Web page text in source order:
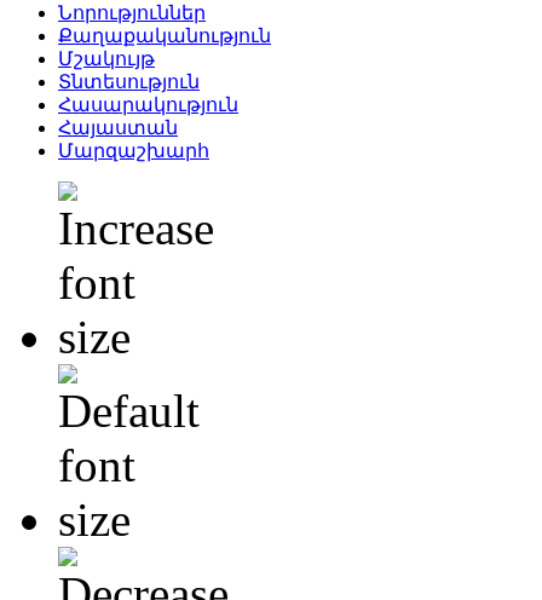
Նորություններ
Քաղաքականություն
Մշակույթ
Տնտեսություն
Հասարակություն
Հայաստան
Մարզաշխարհ